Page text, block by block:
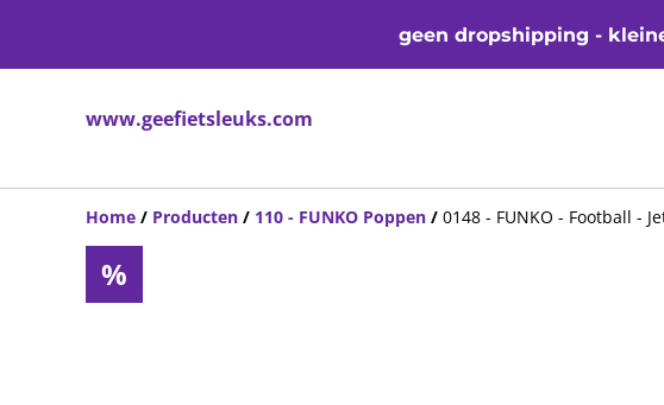
geen dropshipping -
www.geefietsleuks.com
Home / Producten / 110 - FUNKO Poppen / 0148 - FUNKO - Football -
%